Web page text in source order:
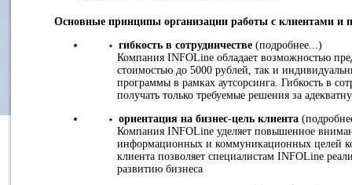
Основные принципы организации работы с клиентами и
гибкость в сотрудничестве (подробнее...)
Компания INFOLine обладает возможностью
стоимостью до 5000 рублей, так и
программы в рамках аутсорсинга. Гибкость в
получать только требуемые решения за
ориентация на бизнес-цель клиента
Компания INFOLine уделяет повышенное
информационных и коммуникационных целей
клиента позволяет специалистам INFOLine
развитию бизнеса